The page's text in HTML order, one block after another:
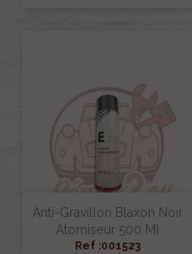
Anti-Gravillon Blaxon Noir
Atomiseur 500 Ml
Ref :001523